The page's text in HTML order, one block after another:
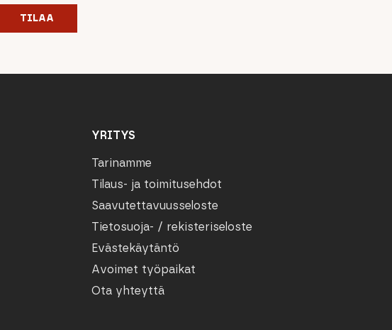
TILAA
YRITYS
Tarinamme
Tilaus- ja toimitusehdot
Saavutettavuusseloste
Tietosuoja- / rekisteriseloste
Evästekäytäntö
Avoimet työpaikat
Ota yhteyttä